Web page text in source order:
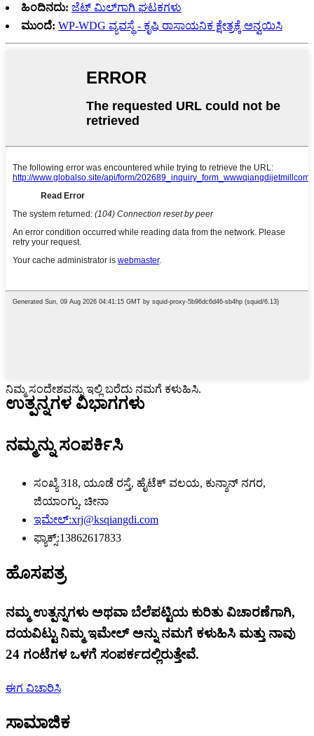
ಹಿಂದಿನದು: ಜೆಟ್ ಮಿಲ್‌ಗಾಗಿ ಘಟಕಗಳು
ಮುಂದೆ: WP-WDG ವ್ಯವಸ್ಥೆ - ಕೃಷಿ ರಾಸಾಯನಿಕ ಕ್ಷೇತ್ರಕ್ಕೆ ಅನ್ವಯಿಸಿ
ನಿಮ್ಮ ಸಂದೇಶವನ್ನು ಇಲ್ಲಿ ಬರೆದು ನಮಗೆ ಕಳುಹಿಸಿ.
ಉತ್ಪನ್ನಗಳ ವಿಭಾಗಗಳು
ನಮ್ಮನ್ನು ಸಂಪರ್ಕಿಸಿ
ಸಂಖ್ಯೆ 318, ಯೂಡೆ ರಸ್ತೆ, ಹೈಟೆಕ್ ವಲಯ, ಕುನ್ಶಾನ್ ನಗರ,
ಜಿಯಾಂಗ್ಸು, ಚೀನಾ
ಇಮೇಲ್:xrj@ksqiangdi.com
ಫ್ಯಾಕ್ಸ್:13862617833
ಹೊಸಪತ್ರ
ನಮ್ಮ ಉತ್ಪನ್ನಗಳು ಅಥವಾ ಬೆಲೆಪಟ್ಟಿಯ ಕುರಿತು ವಿಚಾರಣೆಗಾಗಿ,
ದಯವಿಟ್ಟು ನಿಮ್ಮ ಇಮೇಲ್ ಅನ್ನು ನಮಗೆ ಕಳುಹಿಸಿ ಮತ್ತು ನಾವು
24 ಗಂಟೆಗಳ ಒಳಗೆ ಸಂಪರ್ಕದಲ್ಲಿರುತ್ತೇವೆ.
ಈಗ ವಿಚಾರಿಸಿ
ಸಾಮಾಜಿಕ